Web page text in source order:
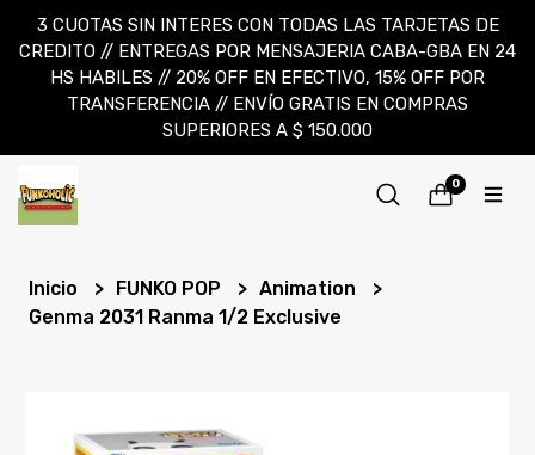
3 CUOTAS SIN INTERES CON TODAS LAS TARJETAS DE
CREDITO // ENTREGAS POR MENSAJERIA CABA-GBA EN 24
HS HABILES // 20% OFF EN EFECTIVO, 15% OFF POR
TRANSFERENCIA // ENVÍO GRATIS EN COMPRAS
SUPERIORES A $ 150.000
0
Inicio FUNKO POP
Animation
Genma 2031 Ranma 1/2 Exclusive